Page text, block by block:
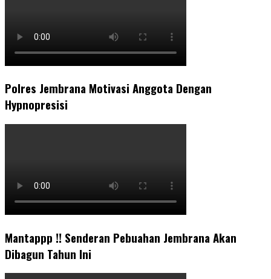
Polres Jembrana Motivasi Anggota Dengan
Hypnopresisi
Mantappp !! Senderan Pebuahan Jembrana Akan
Dibagun Tahun Ini